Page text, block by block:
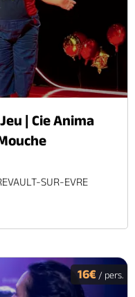
| Cie Anima
SUR-EVRE
16€ / pers.